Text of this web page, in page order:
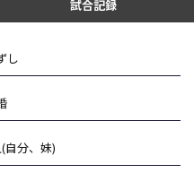
試合記録
し
自分、妹)